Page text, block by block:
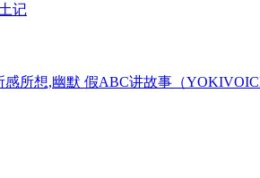
记
感所想,幽默 假ABC讲故事（